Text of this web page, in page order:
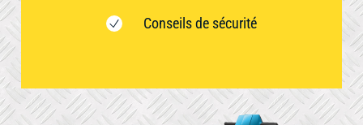
Conseils de sécurité